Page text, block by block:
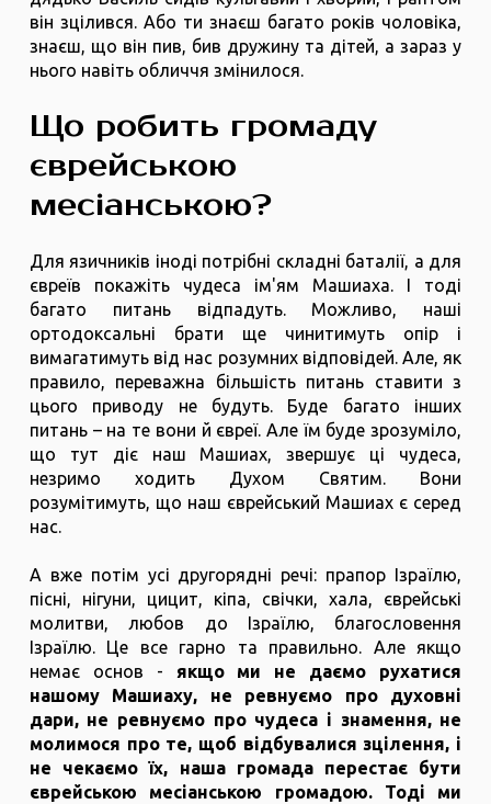
він зцілився. Або ти знаєш багато років чоловіка,
знаєш, що він пив, бив дружину та дітей, а зараз у
нього навіть обличчя змінилося.
Що робить громаду
єврейською
месіанською?
Для язичників іноді потрібні складні баталії, а для
євреїв покажіть чудеса ім'ям Машиаха. І тоді
багато питань відпадуть. Можливо, наші
ортодоксальні брати ще чинитимуть опір і
вимагатимуть від нас розумних відповідей. Але, як
правило, переважна більшість питань ставити з
цього приводу не будуть. Буде багато інших
питань – на те вони й євреї. Але їм буде зрозуміло,
що тут діє наш Машиах, звершує ці чудеса,
незримо ходить Духом Святим. Вони
розумітимуть, що наш єврейський Машиах є серед
нас.
А вже потім усі другорядні речі: прапор Ізраїлю,
пісні, нігуни, цицит, кіпа, свічки, хала, єврейські
молитви, любов до Ізраїлю, благословення
Ізраїлю. Це все гарно та правильно. Але якщо
немає основ - якщо ми не даємо рухатися
нашому Машиаху, не ревнуємо про духовні
дари, не ревнуємо про чудеса і знамення, не
молимося про те, щоб відбувалися зцілення, і
не чекаємо їх, наша громада перестає бути
єврейською месіанською громадою. Тоді ми